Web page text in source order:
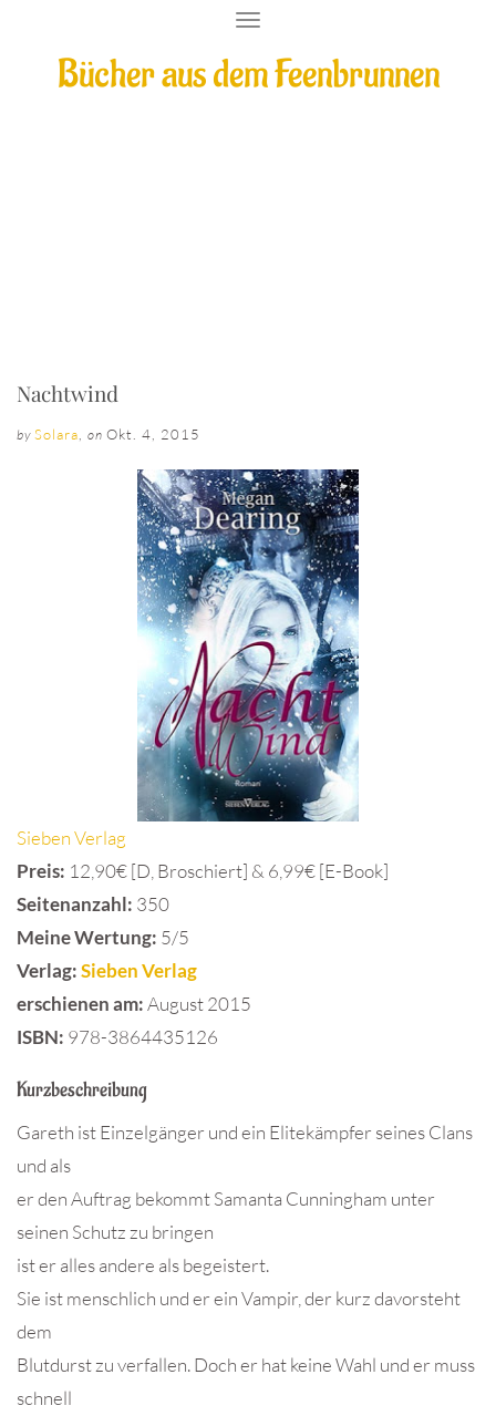
Bücher aus dem Feenbrunnen
T
G
Nachtwind
by Solara on Okt. 4, 2015
Sieben Verlag
Preis: 12,90€ [D, Broschiert] & 6,99€ [E-Book]
Seitenanzahl: 350
Meine Wertung: 5/5
Verlag:Sieben Verlag
erschienen am:August 2015
ISBN: 978-3864435126
Kurzbeschreibung
Gareth ist Einzelgänger und ein Elitekämpfer seines Clans
und als
er den Auftrag bekommt Samanta Cunningham unter
seinen Schutz zu bringen
ist er alles andere als begeistert.
Sie ist menschlich und er ein Vampir, der kurz davorsteht
dem
Blutdurst zu verfallen. Doch er hat keine Wahl und er muss
schnell